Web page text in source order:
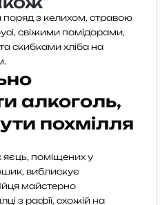
алкоголь,
похмілля